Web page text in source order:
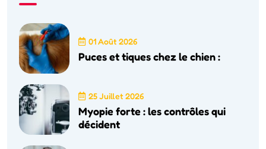
01 Août 2026
Puces et tiques chez le chien :
25 Juillet 2026
Myopie forte : les contrôles qui
décident